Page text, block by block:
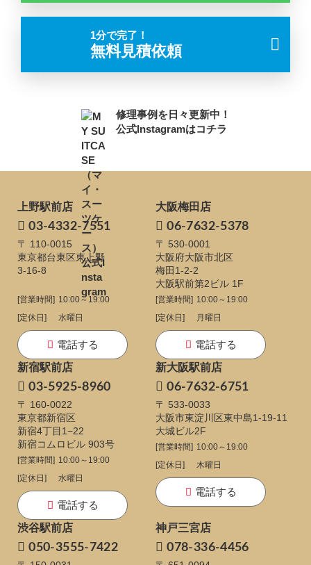
1分で完了！
無料見積依頼
修理事例を日々更新中！
公式Instagramはコチラ
上野駅前店
03-4332-7551
〒 110-0015
東京都台東区東上野
3-16-8
[営業時間] 10:00～19:00
[定休日]
水曜日
電話する
大阪梅田店
06-7632-5378
〒 530-0001
大阪府大阪市北区
梅田1-2-2
大阪駅前第2ビル 1F
[営業時間] 10:00～19:00
[定休日]
月曜日
電話する
新宿駅前店
03-5925-8960
〒 160-0022
東京都新宿区
新宿4丁目1−22
新宿コムロビル 903号
[営業時間] 10:00～19:00
[定休日]
水曜日
電話する
新大阪駅前店
06-7632-6751
〒 533-0033
大阪市東淀川区東中島1-19-11
大城ビル2F
[営業時間] 10:00～19:00
[定休日]
木曜日
電話する
渋谷駅前店
050-3555-7422
神戸三宮店
078-336-4456